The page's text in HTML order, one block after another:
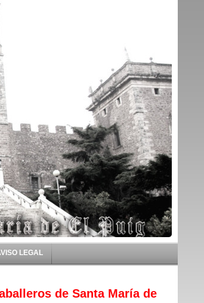
LEGAL
de Santa María de